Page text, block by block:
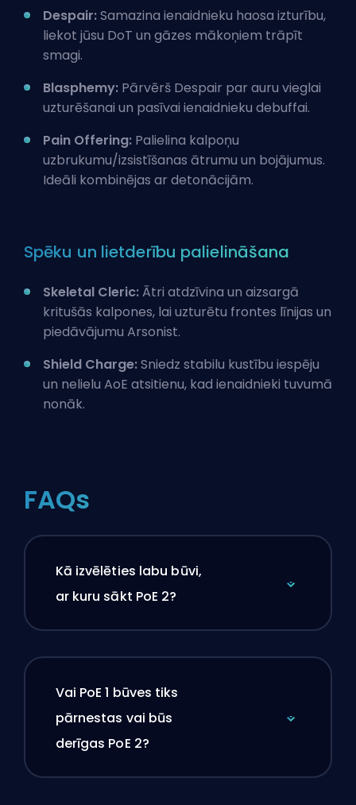
Despair:Samazina ienaidnieku haosa izturību,
liekot jūsu DoT un gāzes mākoņiem trāpīt
smagi.
Blasphemy: Pārvērš Despair par auru vieglai
uzturēšanai un pasīvai ienaidnieku debuffai.
Pain Offering: Palielina kalpoņu
uzbrukumu/izsistīšanas ātrumu un bojājumus.
Ideāli kombinējas ar detonācijām.
Spēku un lietderību palielināšana
Skeletal Cleric:Ātri atdzīvina un aizsargā
kritušās kalpones, lai uzturētu frontes līnijas un
piedāvājumu Arsonist.
Shield Charge:Sniedz stabilu kustību iespēju
un nelielu AoE atsitienu, kad ienaidnieki tuvumā
nonāk.
FAQs
Kā izvēlēties labu būvi,
ar kuru sākt PoE 2?
Vai PoE 1 būves tiks
pārnestas vai būs
derīgas PoE 2?